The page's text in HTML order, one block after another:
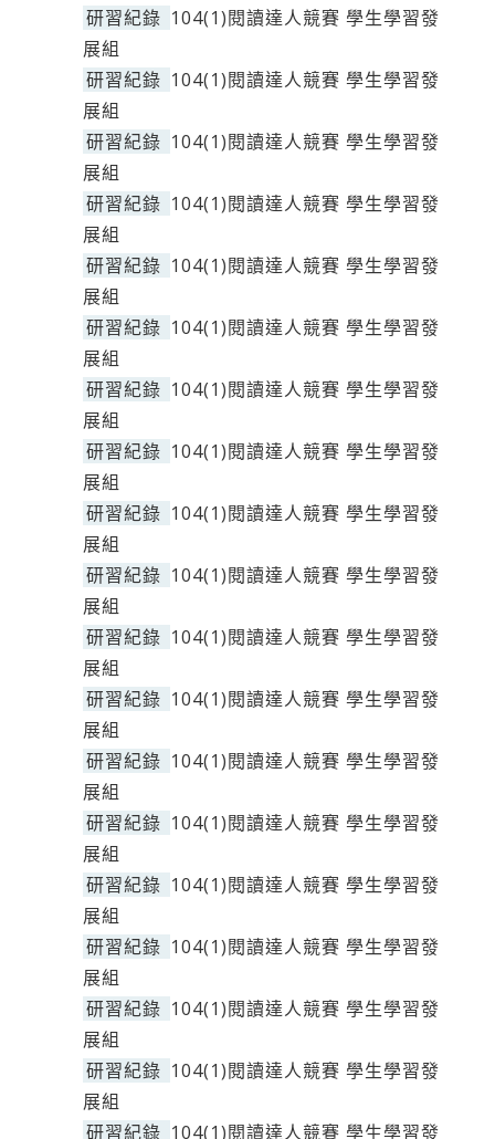
研習紀錄 104(1)閱讀達人競賽 學生學習發
展組
研習紀錄 104(1)閱讀達人競賽 學生學習發
展組
研習紀錄 104(1)閱讀達人競賽 學生學習發
展組
研習紀錄 104(1)閱讀達人競賽 學生學習發
展組
研習紀錄 104(1)閱讀達人競賽 學生學習發
展組
研習紀錄 104(1)閱讀達人競賽 學生學習發
展組
研習紀錄 104(1)閱讀達人競賽 學生學習發
展組
研習紀錄 104(1)閱讀達人競賽 學生學習發
展組
研習紀錄 104(1)閱讀達人競賽 學生學習發
展組
研習紀錄 104(1)閱讀達人競賽 學生學習發
展組
研習紀錄 104(1)閱讀達人競賽 學生學習發
展組
研習紀錄 104(1)閱讀達人競賽 學生學習發
展組
研習紀錄 104(1)閱讀達人競賽 學生學習發
展組
研習紀錄 104(1)閱讀達人競賽 學生學習發
展組
研習紀錄 104(1)閱讀達人競賽 學生學習發
展組
研習紀錄 104(1)閱讀達人競賽 學生學習發
展組
研習紀錄 104(1)閱讀達人競賽 學生學習發
展組
研習紀錄 104(1)閱讀達人競賽 學生學習發
展組
研習紀錄 104(1)閱讀達人競賽 學生學習發